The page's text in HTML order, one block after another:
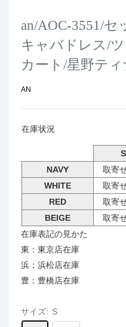
an/AOC-3551/
キャバドレス/
カート/星野テ
AN
在庫状況
S
NAVY
取寄
WHITE
取寄
RED
取寄
BEIGE
取寄
在庫表記の見かた
東：東京店在庫
浜：浜松店在庫
豊：豊橋店在庫
サイズ: S